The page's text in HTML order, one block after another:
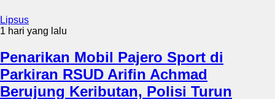
Lipsus
1 hari yang lalu
Penarikan Mobil Pajero Sport di
Parkiran RSUD Arifin Achmad
Berujung Keributan, Polisi Turun